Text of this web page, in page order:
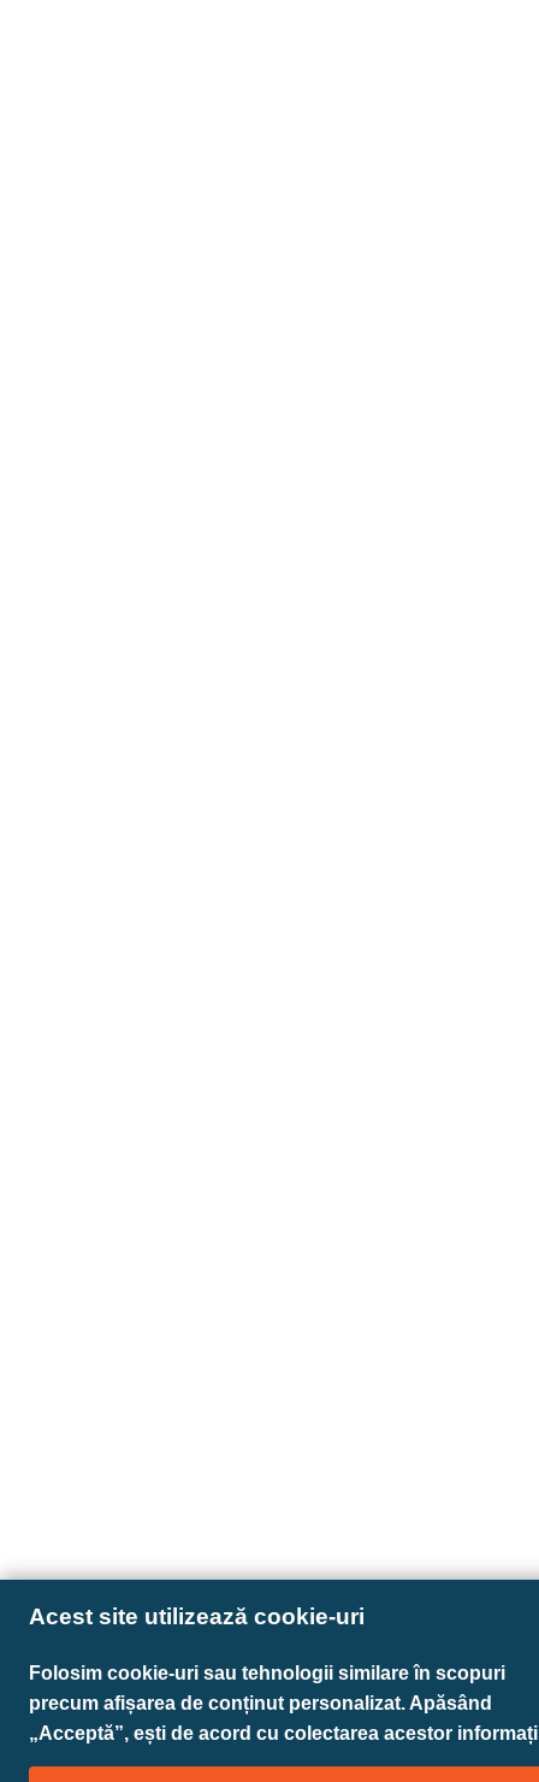
Acest site utilizează cookie-uri
Folosim cookie-uri sau tehnologii similare în scopuri
precum afișarea de conținut personalizat. Apăsând
„Acceptă”, ești de acord cu colectarea acestor